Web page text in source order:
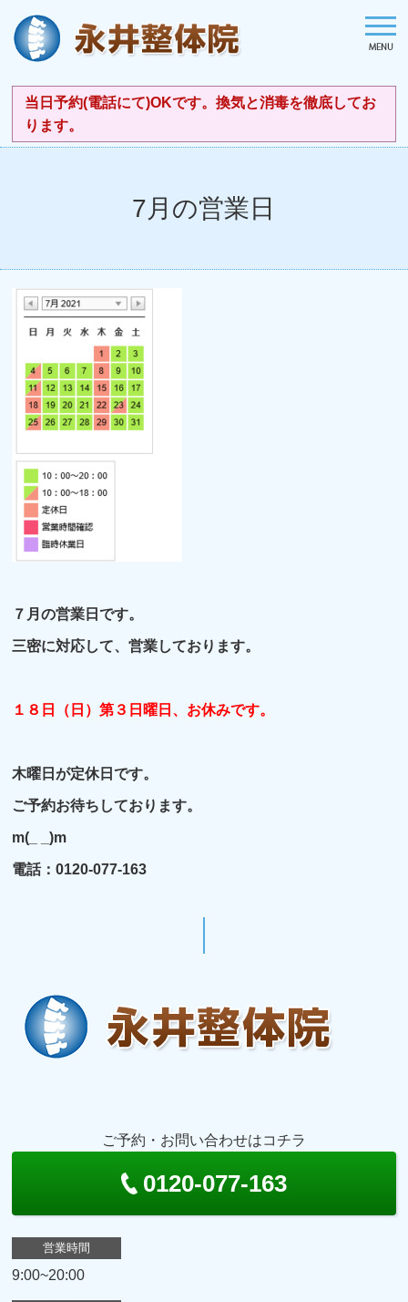
当日予約(電話にて)OKです。換気と消毒を徹底してお
ります。
7月の営業日
７月の営業日です。
三密に対応して、営業しております。
１８日（日）第３日曜日、お休みです。
木曜日が定休日です。
ご予約お待ちしております。
m(_ _)m
電話：0120-077-163
ご予約・お問い合わせはコチラ
0120-077-163
営業時間
9:00~20:00